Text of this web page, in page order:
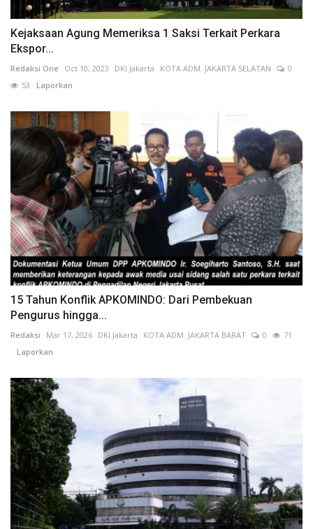
Kejaksaan Agung Memeriksa 1 Saksi Terkait Perkara
Ekspor...
Redaksi One Oct 10, 2023 DKI Jakarta KOTA ADM. JAKARTA SELATAN
0
53 Laporkan
15 Tahun Konflik APKOMINDO: Dari Pembekuan
Pengurus hingga...
Redaksi Mar 17, 2026 DKI Jakarta KOTA ADM. JAKARTA BARAT 0
71
Laporkan